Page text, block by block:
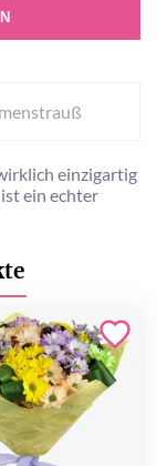
einzigartig
ein echter